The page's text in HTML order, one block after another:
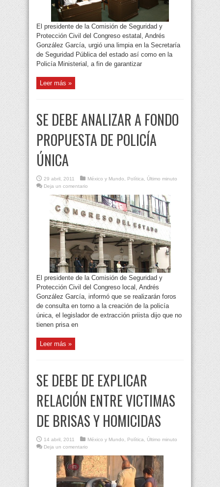
El presidente de la Comisión de Seguridad y
Protección Civil del Congreso estatal, Andrés
González García, urgió una limpia en la Secretaría
de Seguridad Pública del estado así como en la
Policía Ministerial, a fin de garantizar
Leer más »
SE DEBE ANALIZAR A FONDO
PROPUESTA DE POLICÍA
ÚNICA
29 abril, 2011 México y Mundo Política
Último minuto
Deja un comentario
El presidente de la Comisión de Seguridad y
Protección Civil del Congreso local, Andrés
González García, informó que se realizarán foros
de consulta en torno a la creación de la policía
única, el legislador de extracción priista dijo que no
tienen prisa en
Leer más »
SE DEBE DE EXPLICAR
RELACIÓN ENTRE VICTIMAS
DE BRISAS Y HOMICIDAS
14 abril, 2011 México y Mundo, Política, Último minuto
Deja un comentario